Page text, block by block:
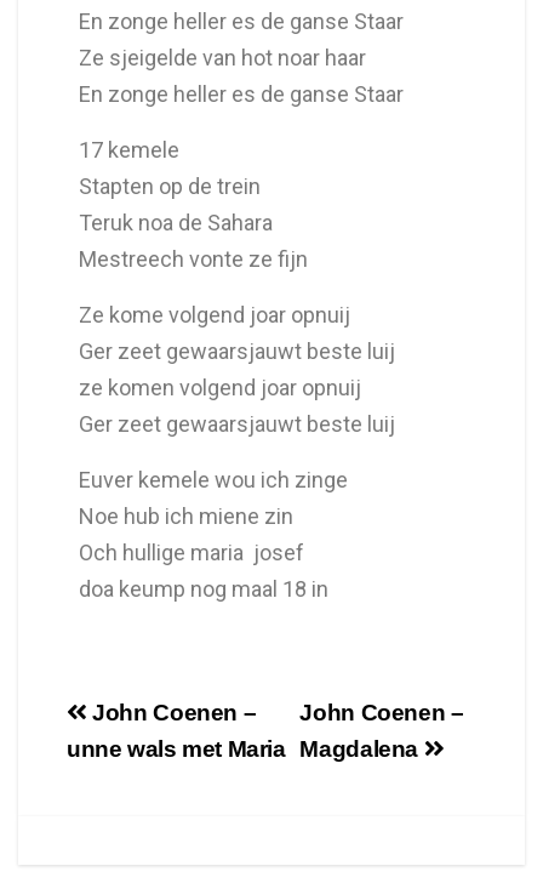
En zonge heller es de ganse Staar
Ze sjeigelde van hot noar haar
En zonge heller es de ganse Staar
17 kemele
Stapten op de trein
Teruk noa de Sahara
Mestreech vonte ze fijn
Ze kome volgend joar opnuij
Ger zeet gewaarsjauwt beste luij
ze komen volgend joar opnuij
Ger zeet gewaarsjauwt beste luij
Euver kemele wou ich zinge
Noe hub ich miene zin
Och hullige maria josef
doa keump nog maal 18 in
John Coenen –
Magdalena
John Coenen –
unne wals met Maria